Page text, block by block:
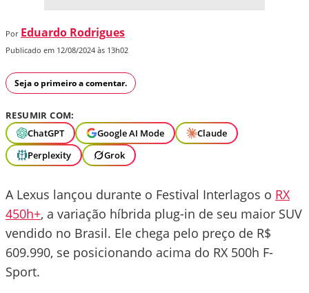
Por Eduardo Rodrigues
Publicado em 12/08/2024 às 13h02
Seja o primeiro a comentar.
RESUMIR COM:
ChatGPT
Google AI Mode
Claude
Perplexity
Grok
A Lexus lançou durante o Festival Interlagos o RX
450h+, a variação híbrida plug-in de seu maior SUV
vendido no Brasil. Ele chega pelo preço de R$
609.990, se posicionando acima do RX 500h F-
Sport.